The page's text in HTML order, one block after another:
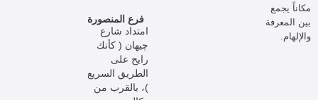
مكاناً يجمع
بين المعرفة
والإلهام.
فرع المنصورة
امتداد شارع
چيهان ( كأنك
رايح على
الطريق السريع
)، بالقرب من